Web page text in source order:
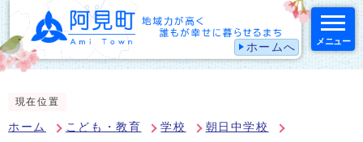
ホームへ メニュー
現在位置
ホーム こども・教育 学校 朝日中学校